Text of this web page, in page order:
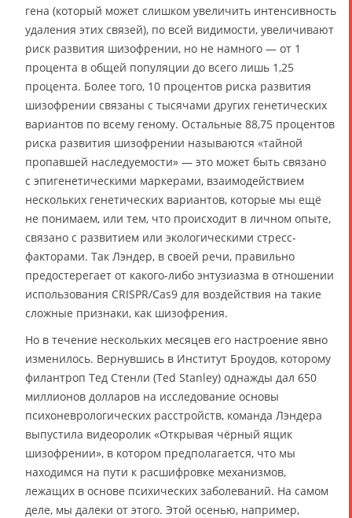
гена (который может слишком увеличить интенсивность
удаления этих связей), по всей видимости, увеличивают
риск развития шизофрении, но не намного — от 1
процента в общей популяции до всего лишь 1,25
процента. Более того, 10 процентов риска развития
шизофрении связаны с тысячами других генетических
вариантов по всему геному. Остальные 88,75 процентов
риска развития шизофрении называются «тайной
пропавшей наследуемости» — это может быть связано
с эпигенетическими маркерами, взаимодействием
нескольких генетических вариантов, которые мы ещё
не понимаем, или тем, что происходит в личном опыте,
связано с развитием или экологическими стресс-
факторами. Так Лэндер, в своей речи, правильно
предостерегает от какого-либо энтузиазма в отношении
использования CRISPR/Cas9 для воздействия на такие
сложные признаки, как шизофрения.
Но в течение нескольких месяцев его настроение явно
изменилось. Вернувшись в Институт Броудов, которому
филантроп Тед Стенли (Ted Stanley) однажды дал 650
миллионов долларов на исследование основы
психоневрологических расстройств, команда Лэндера
выпустила видеоролик «Открывая чёрный ящик
шизофрении», в котором предполагается, что мы
находимся на пути к расшифровке механизмов,
лежащих в основе психических заболеваний. На самом
деле, мы далеки от этого. Этой осенью, например,